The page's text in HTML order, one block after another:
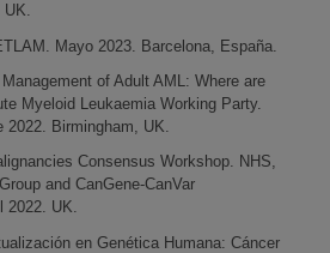
UK.
Mayo 2023. Barcelona, España.
of Adult AML: Where are
Myeloid Leukaemia Working Party.
2022. Birmingham, UK.
Consensus Workshop. NHS,
and CanGene-CanVar
2022. UK.
en Genética Humana: Cáncer